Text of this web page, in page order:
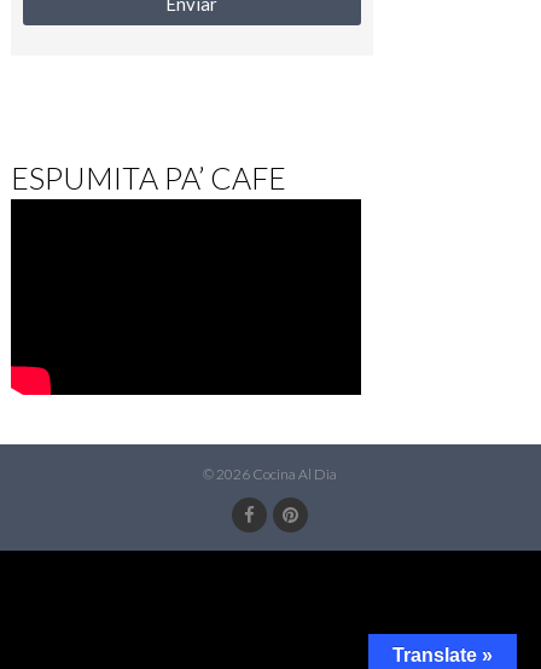
ESPUMITA PA’ CAFE
© 2026 Cocina Al Dia
Translate »